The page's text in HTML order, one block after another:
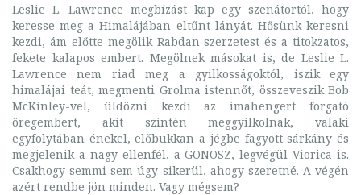
Leslie L. Lawrence megbízást kap egy szenátortól, hogy
keresse meg a Himalájában eltűnt lányát. Hősünk keresni
kezdi, ám előtte megölik Rabdan szerzetest és a titokzatos,
fekete kalapos embert. Megölnek másokat is, de Leslie L.
Lawrence nem riad meg a gyilkosságoktól, iszik egy
himalájai teát, megmenti Grolma istennőt, összeveszik Bob
McKinley-vel, üldözni kezdi az imahengert forgató
öregembert, akit szintén meggyilkolnak, valaki
egyfolytában énekel, előbukkan a jégbe fagyott sárkány és
megjelenik a nagy ellenfél, a GONOSZ, legvégül Viorica is.
Csakhogy semmi sem úgy sikerül, ahogy szeretné. A végén
azért rendbe jön minden. Vagy mégsem?